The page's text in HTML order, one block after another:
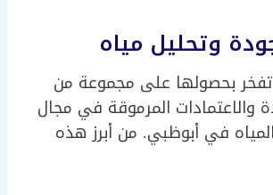
وتحليل مياه
بحصولها على مجموعة من
والاعتمادات المرموقة في مجال
في أبوظبي. من أبرز هذه